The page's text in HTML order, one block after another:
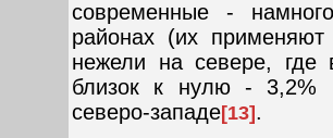
современные -
районах (их
нежели на севере, где
близок к нулю - 3,2%
северо-западе[13] .